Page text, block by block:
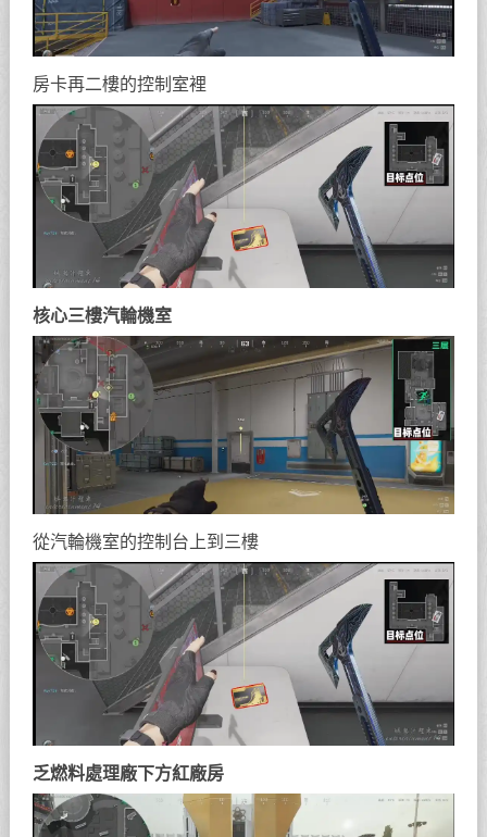
房卡再二樓的控制室裡
核心三樓汽輪機室
從汽輪機室的控制台上到三樓
乏燃料處理廠下方紅廠房